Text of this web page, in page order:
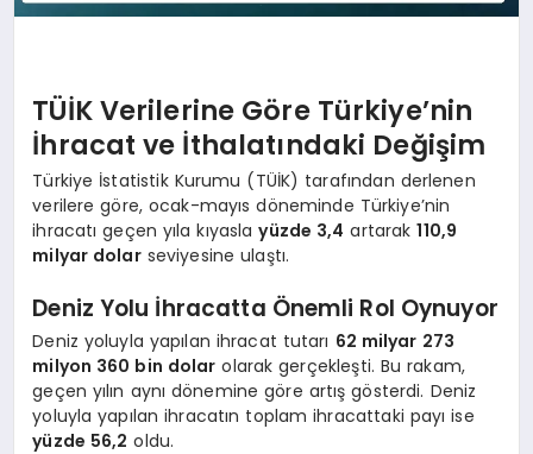
TÜİK Verilerine Göre Türkiye’nin
İhracat ve İthalatındaki Değişim
Türkiye İstatistik Kurumu (TÜİK) tarafından derlenen
verilere göre, ocak-mayıs döneminde Türkiye’nin
ihracatı geçen yıla kıyaslayüzde 3,4 artarak110,9
milyar dolarseviyesine ulaştı.
Deniz Yolu İhracatta Önemli Rol Oynuyor
Deniz yoluyla yapılan ihracat tutarı 62 milyar 273
milyon 360 bin dolar olarak gerçekleşti. Bu rakam,
geçen yılın aynı dönemine göre artış gösterdi. Deniz
yoluyla yapılan ihracatın toplam ihracattaki payı ise
yüzde 56,2 oldu.